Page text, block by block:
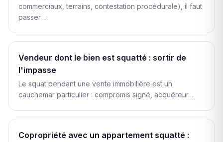
commerciaux, terrains, contestation procédurale), il faut
passer…
Vendeur dont le bien est squatté : sortir de
l'impasse
Le squat pendant une vente immobilière est un
cauchemar particulier : compromis signé, acquéreur…
Copropriété avec un appartement squatté :